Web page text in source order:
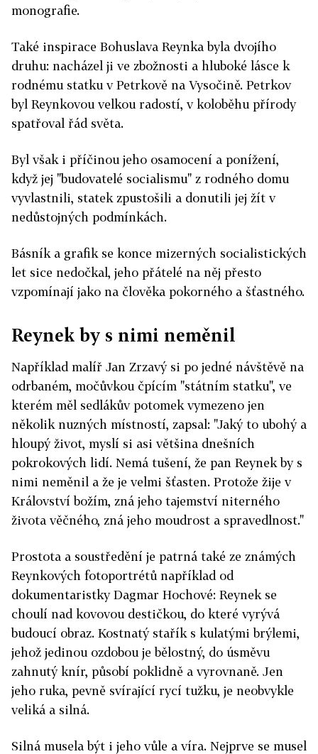
monografie.
Také inspirace Bohuslava Reynka byla dvojího
druhu: nacházel ji ve zbožnosti a hluboké lásce k
rodnému statku v Petrkově na Vysočině. Petrkov
byl Reynkovou velkou radostí, v koloběhu přírody
spatřoval řád světa.
Byl však i příčinou jeho osamocení a ponížení,
když jej "budovatelé socialismu" z rodného domu
vyvlastnili, statek zpustošili a donutili jej žít v
nedůstojných podmínkách.
Básník a grafik se konce mizerných socialistických
let sice nedočkal, jeho přátelé na něj přesto
vzpomínají jako na člověka pokorného a šťastného.
Reynek by s nimi neměnil
Například malíř Jan Zrzavý si po jedné návštěvě na
odrbaném, močůvkou čpícím "státním statku", ve
kterém měl sedlákův potomek vymezeno jen
několik nuzných místností, zapsal: "Jaký to ubohý a
hloupý život, myslí si asi většina dnešních
pokrokových lidí. Nemá tušení, že pan Reynek by s
nimi neměnil a že je velmi šťasten. Protože žije v
Království božím, zná jeho tajemství niterného
života věčného, zná jeho moudrost a spravedlnost."
Prostota a soustředění je patrná také ze známých
Reynkových fotoportrétů například od
dokumentaristky Dagmar Hochové: Reynek se
choulí nad kovovou destičkou, do které vyrývá
budoucí obraz. Kostnatý stařík s kulatými brýlemi,
jehož jedinou ozdobou je bělostný, do úsměvu
zahnutý knír, působí poklidně a vyrovnaně. Jen
jeho ruka, pevně svírající rycí tužku, je neobvykle
veliká a silná.
Silná musela být i jeho vůle a víra. Nejprve se musel